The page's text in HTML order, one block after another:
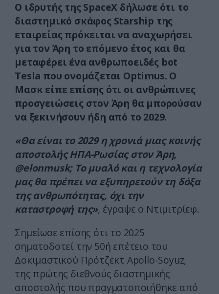
Ο ιδρυτής της SpaceX δήλωσε ότι το
διαστημικό σκάφος Starship της
εταιρείας πρόκειται να αναχωρήσει
για τον Άρη το επόμενο έτος και θα
μεταφέρει ένα ανθρωποειδές bot
Tesla που ονομάζεται Optimus. Ο
Mασκ είπε επίσης ότι οι ανθρώπινες
προσγειώσεις στον Άρη θα μπορούσαν
να ξεκινήσουν ήδη από το 2029.
«Θα είναι το 2029 η χρονιά μιας κοινής
αποστολής ΗΠΑ-Ρωσίας στον Άρη,
@elonmusk; Το μυαλό και η τεχνολογία
μας θα πρέπει να εξυπηρετούν τη δόξα
της ανθρωπότητας, όχι την
καταστροφή της», έγραψε ο Ντιμιτρίεφ.
Σημείωσε επίσης ότι το 2025
σηματοδοτεί την 50ή επέτειο του
Δοκιμαστικού Πρότζεκτ Apollo-Soyuz,
της πρώτης διεθνούς διαστημικής
αποστολής που πραγματοποιήθηκε από